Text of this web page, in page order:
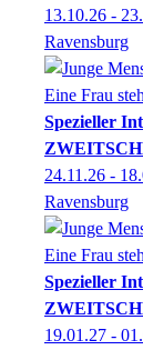
13.10.26 -
Ravensburg
Spezieller
24.11.26 -
Ravensburg
Spezieller
19.01.27 -